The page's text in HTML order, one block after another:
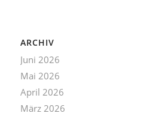
ARCHIV
Juni 2026
Mai 2026
April 2026
März 2026